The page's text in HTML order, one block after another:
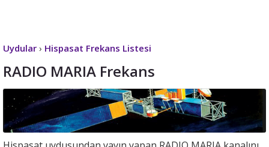
Uydular › Hispasat Frekans Listesi
RADIO MARIA Frekans